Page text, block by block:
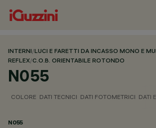
INTERNI/LUCI E FARETTI DA INCASSO MONO E
REFLEX/C.O.B. ORIENTABILE ROTONDO
N055
COLORE DATI TECNICI DATI FOTOMETRICI DATI
N055